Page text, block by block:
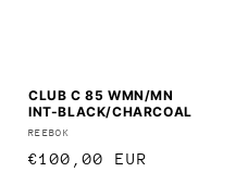
CLUB C 85 WMN/MN
INT-BLACK/CHARCOAL
Anbieter:
REEBOK
Normaler
€100,00 EUR